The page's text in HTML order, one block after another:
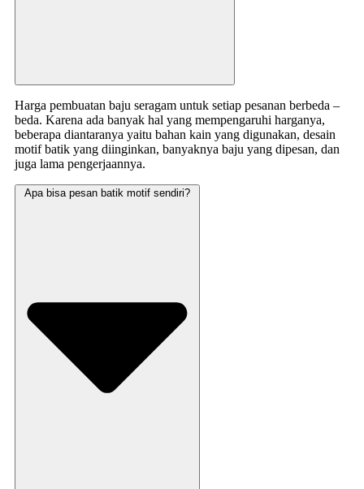
Harga pembuatan baju seragam untuk setiap pesanan berbeda –
beda. Karena ada banyak hal yang mempengaruhi harganya,
beberapa diantaranya yaitu bahan kain yang digunakan, desain
motif batik yang diinginkan, banyaknya baju yang dipesan, dan
juga lama pengerjaannya.
Apa bisa pesan batik motif sendiri?